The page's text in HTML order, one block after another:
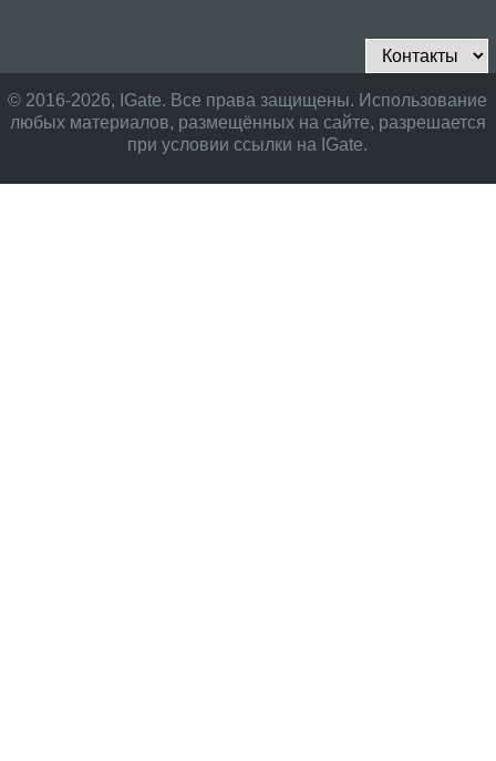
© 2016-2026, IGate. Все права защищены. Использование
любых материалов, размещённых на сайте, разрешается
при условии ссылки на IGate.